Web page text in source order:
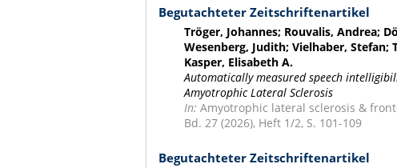
Begutachteter Zeitschriftenartikel
Tröger, Johannes; Rouvalis, Andrea;
Wesenberg, Judith; Vielhaber, Stefan;
Kasper, Elisabeth A.
Automatically measured speech
Amyotrophic Lateral Sclerosis
In:Amyotrophic lateral sclerosis &
Bd. 27 (2026), Heft 1/2, S. 101-109
Begutachteter Zeitschriftenartikel